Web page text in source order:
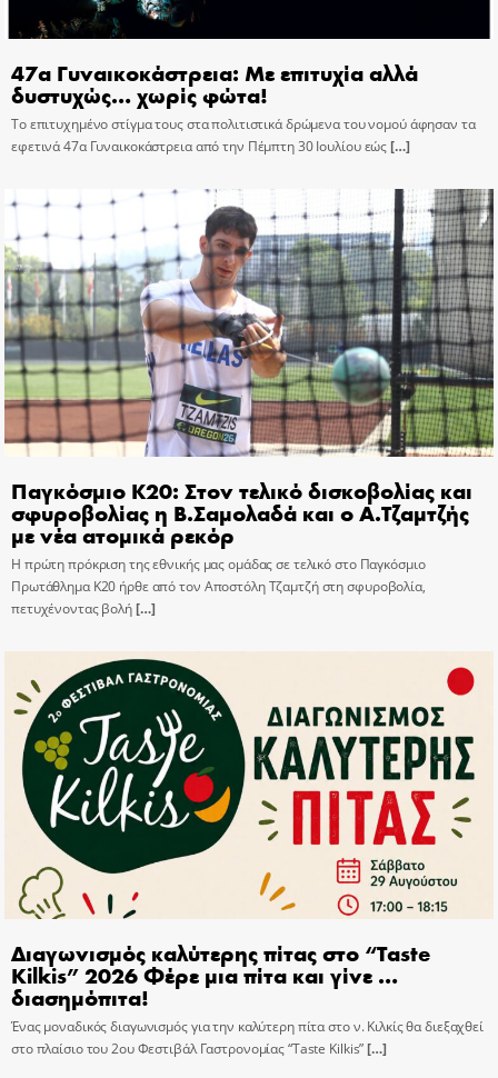
47α Γυναικοκάστρεια: Με επιτυχία αλλά
δυστυχώς… χωρίς φώτα!
Το επιτυχημένο στίγμα τους στα πολιτιστικά δρώμενα του νομού άφησαν τα
εφετινά 47α Γυναικοκάστρεια από την Πέμπτη 30 Ιουλίου εώς[…]
Παγκόσμιο Κ20: Στον τελικό δισκοβολίας και
σφυροβολίας η Β.Σαμολαδά και ο Α.Τζαμτζής
με νέα ατομικά ρεκόρ
Η πρώτη πρόκριση της εθνικής μας ομάδας σε τελικό στο Παγκόσμιο
Πρωτάθλημα Κ20 ήρθε από τον Αποστόλη Τζαμτζή στη σφυροβολία,
πετυχένοντας βολή[…]
Διαγωνισμός καλύτερης πίτας στο “Taste
Kilkis” 2026 Φέρε μια πίτα και γίνε …
διασημόπιτα!
Ένας μοναδικός διαγωνισμός για την καλύτερη πίτα στο ν. Κιλκίς θα διεξαχθεί
στο πλαίσιο του 2ου Φεστιβάλ Γαστρονομίας “Taste Kilkis”[…]